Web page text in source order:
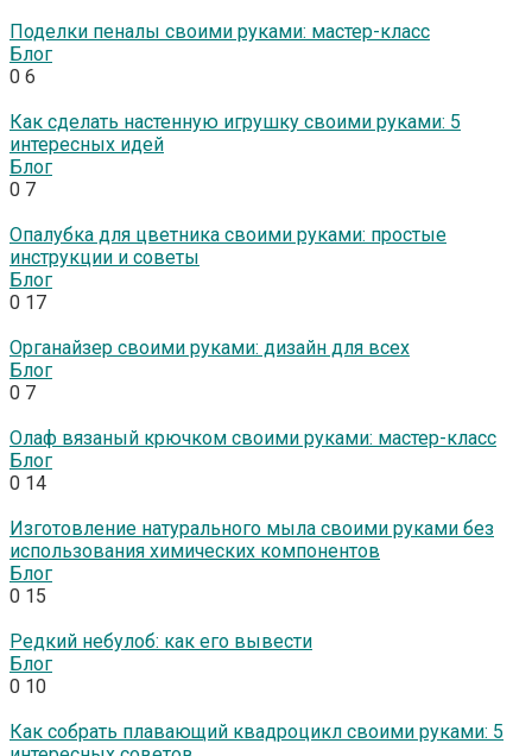
Поделки пеналы своими руками: мастер-класс
Блог
0 6
Как сделать настенную игрушку своими руками: 5
интересных идей
Блог
0 7
Опалубка для цветника своими руками: простые
инструкции и советы
Блог
0 17
Органайзер своими руками: дизайн для всех
Блог
0 7
Олаф вязаный крючком своими руками: мастер-класс
Блог
0 14
Изготовление натурального мыла своими руками без
использования химических компонентов
Блог
0 15
Редкий небулоб: как его вывести
Блог
0 10
Как собрать плавающий квадроцикл своими руками: 5